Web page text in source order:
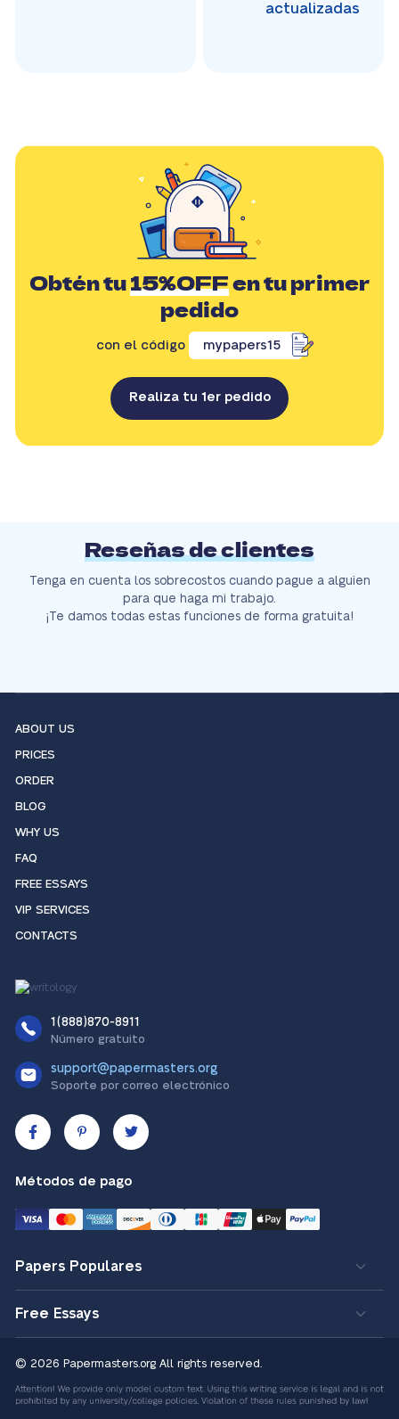
actualizadas
Obtén tu15%OFFen tu primer
pedido
con el código mypapers15
Realiza tu 1er pedido
Reseñas de clientes
Tenga en cuenta los sobrecostos cuando pague a alguien
para que haga mi trabajo.
¡Te damos todas estas funciones de forma gratuita!
ABOUT US
PRICES
ORDER
BLOG
WHY US
FAQ
FREE ESSAYS
VIP SERVICES
CONTACTS
1(888)870-8911
Número gratuito
support@papermasters.org
Soporte por correo electrónico
Métodos de pago
Papers Populares
Free Essays
© 2026 Papermasters.org All rights reserved.